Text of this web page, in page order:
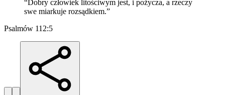
“Dobry człowiek litościwym jest, i pożycza, a rzeczy
swe miarkuje rozsądkiem.”
Psalmów 112:5